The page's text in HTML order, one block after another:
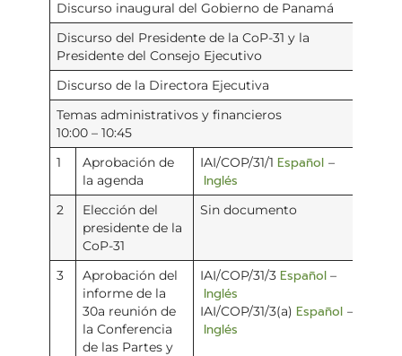
Discurso inaugural del Gobierno de Panamá
Discurso del Presidente de la CoP-31 y la
Presidente del Consejo Ejecutivo
Discurso de la Directora Ejecutiva
Temas administrativos y financieros
10:00 – 10:45
1
Aprobación de
la agenda
IAI/COP/31/1 Español –
Inglés
2
Elección del
presidente de la
CoP-31
Sin documento
3
Aprobación del
informe de la
30a reunión de
la Conferencia
de las Partes y
IAI/COP/31/3 Español–
Inglés
IAI/COP/31/3(a) Español –
Inglés